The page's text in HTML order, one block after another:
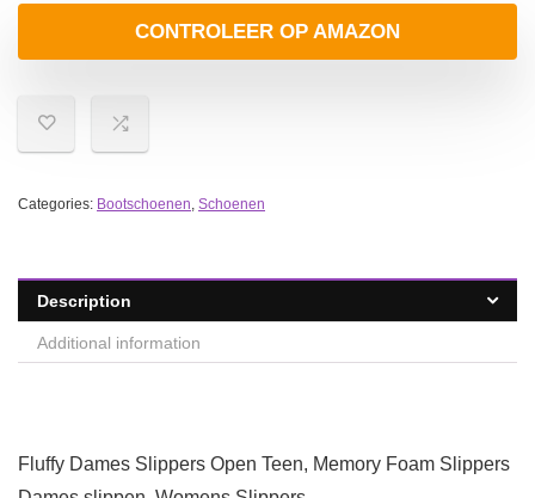
CONTROLEER OP AMAZON
Categories: Bootschoenen, Schoenen
Description
Additional information
Fluffy Dames Slippers Open Teen, Memory Foam Slippers